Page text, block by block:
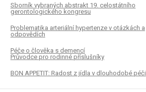
Sborník vybraných abstrakt 19. celostátního
gerontologického kongresu
Problematika arteriální hypertenze v otázkách a
odpovědích
Péče o člověka s demencí
Průvodce pro rodinné příslušníky
BON APPETIT: Radost z jídla v dlouhodobé péči